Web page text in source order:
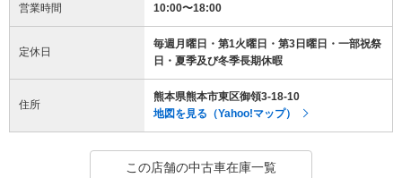
営業時間 10:00〜18:00
定休日
毎週月曜日・第1火曜日・第3日曜日・一部祝祭
日・夏季及び冬季長期休暇
住所
熊本県熊本市東区御領3-18-10
地図を見る（Yahoo!マップ）
この店舗の中古車在庫一覧